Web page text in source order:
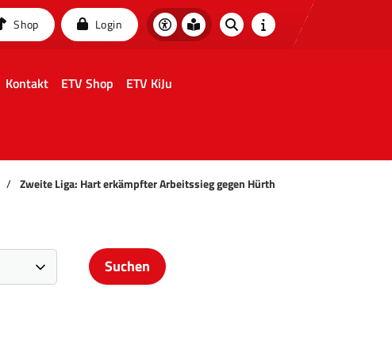
Shop Login
Kontakt ETV Shop ETV KiJu
Zweite Liga: Hart erkämpfter Arbeitssieg gegen Hürth